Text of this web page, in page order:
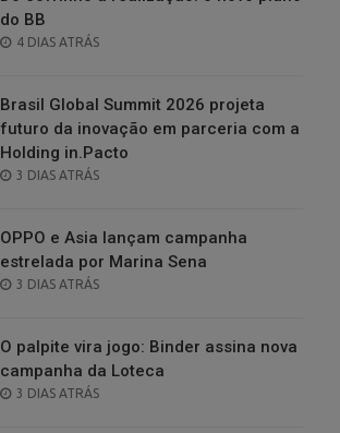
do BB
POSTED
4 DIAS ATRÁS
Brasil Global Summit 2026 projeta
futuro da inovação em parceria com a
Holding in.Pacto
POSTED
3 DIAS ATRÁS
OPPO e Asia lançam campanha
estrelada por Marina Sena
POSTED
3 DIAS ATRÁS
O palpite vira jogo: Binder assina nova
campanha da Loteca
POSTED
3 DIAS ATRÁS